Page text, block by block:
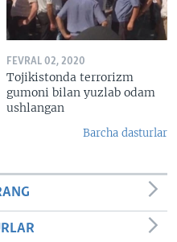
FEVRAL 02, 2020
Tojikistonda terrorizm
gumoni bilan yuzlab odam
ushlangan
Barcha dasturlar